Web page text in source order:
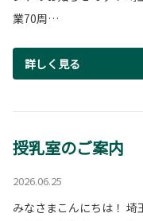
業70周…
詳しく見る
授乳室のご案内
2026.06.25
みなさまこんにちは！ 埼